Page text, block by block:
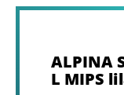
ALPINA
L MIPS